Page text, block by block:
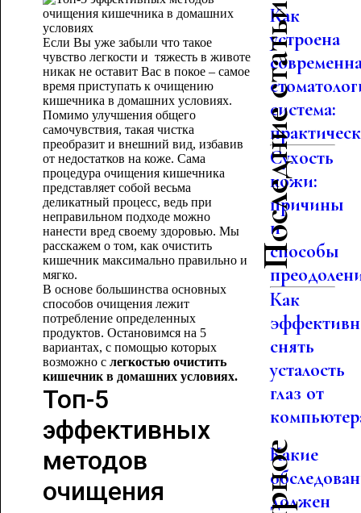
Если Вы уже забыли что такое
чувство легкости и тяжесть в животе
никак не оставит Вас в покое – самое
время приступать к очищению
кишечника в домашних условиях.
Помимо улучшения общего
самочувствия, такая чистка
преобразит и внешний вид, избавив
от недостатков на коже. Сама
процедура очищения кишечника
представляет собой весьма
деликатный процесс, ведь при
неправильном подходе можно
нанести вред своему здоровью. Мы
расскажем о том, как очистить
кишечник максимально правильно и
мягко.
В основе большинства основных
способов очищения лежит
потребление определенных
продуктов. Остановимся на 5
вариантах, с помощью которых
возможно с легкостью очистить
кишечник в домашних условиях.
Топ-5
эффективных
методов
очищения
Последние статьи
Как
устроена
система:
Сухость
кожи:
причины
и
способы
Как
снять
усталость
глаз от
Какие
должен